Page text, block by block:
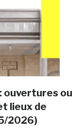
: ouvertures ou
lieux de
2026)